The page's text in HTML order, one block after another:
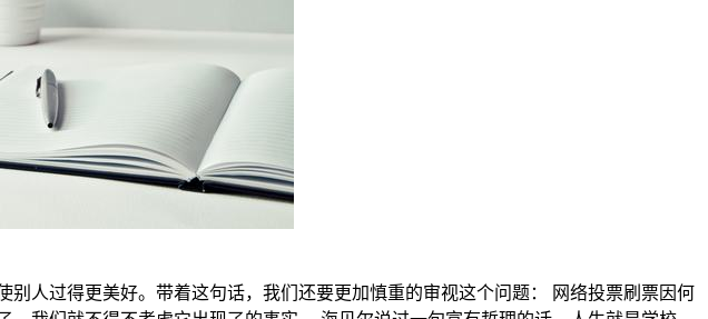
人过得更美好。带着这句话，我们还要更加慎重的审视这个问题： 网络投票刷票因何